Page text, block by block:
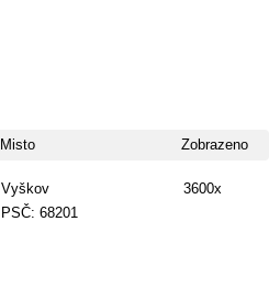
Misto Zobrazeno
Vyškov
PSČ: 68201
3600x